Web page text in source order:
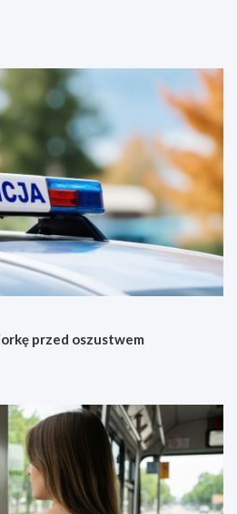
przed oszustwem